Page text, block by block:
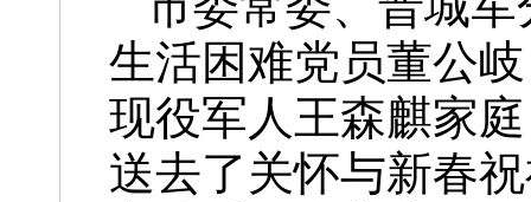
生活困难党员董公
现役军人王森麒家
送去了关怀与新春